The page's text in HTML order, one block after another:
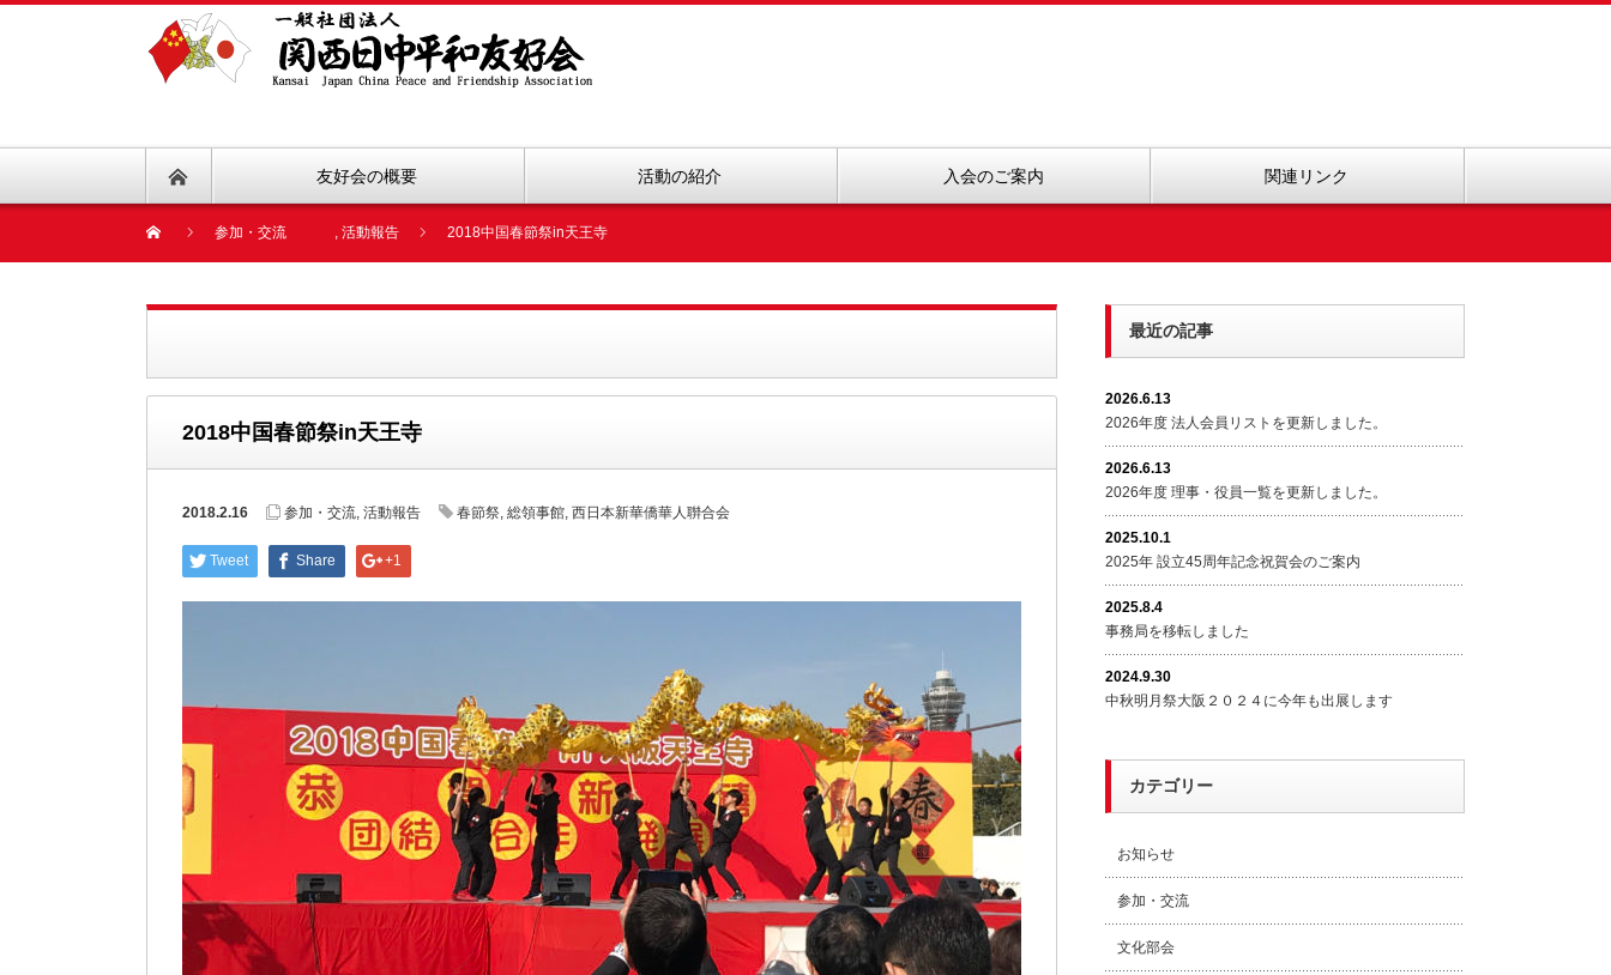
友好会の概要 活動の紹介 入会のご案内 関連リンク
参加・交流 , 活動報告 2018中国春節祭in天王寺
2018中国春節祭in天王寺
2018.2.16 参加・交流, 活動報告 春節祭, 総領事館, 西日本新華僑華人聨合会
Tweet Share +1
最近の記事
2026.6.13
2026年度 法人会員リストを更新しました。
2026.6.13
2026年度 理事・役員一覧を更新しました。
2025.10.1
2025年 設立45周年記念祝賀会のご案内
2025.8.4
事務局を移転しました
2024.9.30
中秋明月祭大阪２０２４に今年も出展します
カテゴリー
お知らせ
参加・交流
文化部会